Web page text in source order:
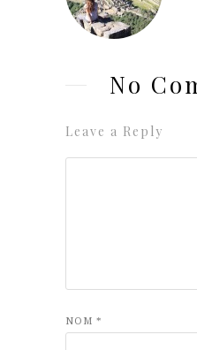
No
Leave a Reply
NOM *